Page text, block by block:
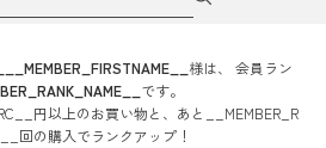
__MEMBER_FIRSTNAME__ 様は、
会員ラン
です。
円以上のお買い物と、あと
__MEMBER_R
回の購入でランクアップ！